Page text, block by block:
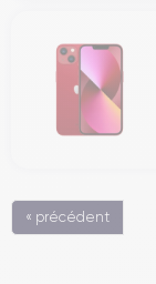
« précédent